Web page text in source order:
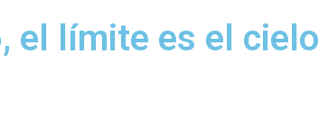
el límite es el cielo